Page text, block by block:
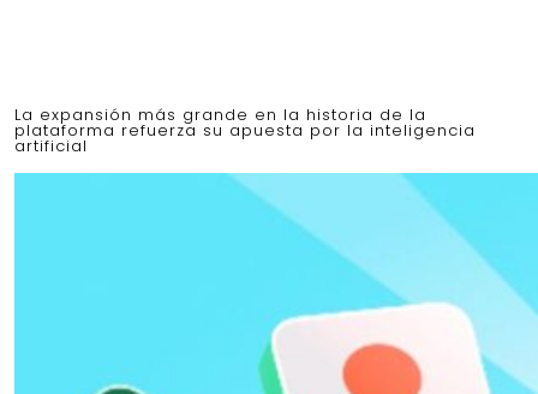
La expansión más grande en la historia de la
plataforma refuerza su apuesta por la inteligencia
artificial